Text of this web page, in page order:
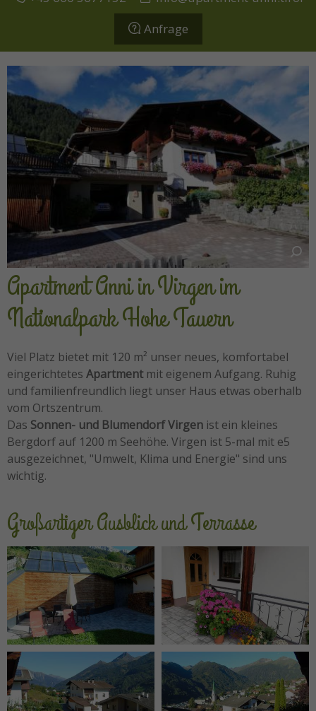
Anfrage
Apartment Anni in Virgen im
Nationalpark Hohe Tauern
Viel Platz bietet mit 120 m² unser neues, komfortabel
eingerichtetes Apartment mit eigenem Aufgang. Ruhig
und familienfreundlich liegt unser Haus etwas oberhalb
vom Ortszentrum.
Das Sonnen- und Blumendorf Virgen ist ein kleines
Bergdorf auf 1200 m Seehöhe. Virgen ist 5-mal mit e5
ausgezeichnet, "Umwelt, Klima und Energie" sind uns
wichtig.
Großartiger Ausblick und Terrasse